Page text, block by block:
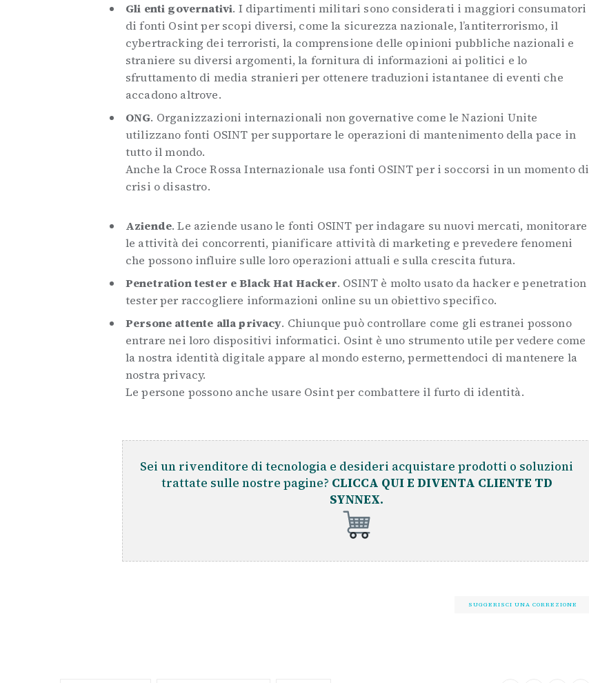
Gli enti governativi. I dipartimenti militari sono considerati i maggiori consumatori
di fonti Osint per scopi diversi, come la sicurezza nazionale, l’antiterrorismo, il
cybertracking dei terroristi, la comprensione delle opinioni pubbliche nazionali e
straniere su diversi argomenti, la fornitura di informazioni ai politici e lo
sfruttamento di media stranieri per ottenere traduzioni istantanee di eventi che
accadono altrove.
ONG. Organizzazioni internazionali non governative come le Nazioni Unite
utilizzano fonti OSINT per supportare le operazioni di mantenimento della pace in
tutto il mondo.
Anche la Croce Rossa Internazionale usa fonti OSINT per i soccorsi in un momento di
crisi o disastro.
Aziende. Le aziende usano le fonti OSINT per indagare su nuovi mercati, monitorare
le attività dei concorrenti, pianificare attività di marketing e prevedere fenomeni
che possono influire sulle loro operazioni attuali e sulla crescita futura.
Penetration tester e Black Hat Hacker. OSINT è molto usato da hacker e penetration
tester per raccogliere informazioni online su un obiettivo specifico.
Persone attente alla privacy. Chiunque può controllare come gli estranei possono
entrare nei loro dispositivi informatici. Osint è uno strumento utile per vedere come
la nostra identità digitale appare al mondo esterno, permettendoci di mantenere la
nostra privacy.
Le persone possono anche usare Osint per combattere il furto di identità.
Sei un rivenditore di tecnologia e desideri acquistare prodotti o soluzioni
trattate sulle nostre pagine? CLICCA QUI E DIVENTA CLIENTE TD
SYNNEX.
SUGGERISCI UNA CORREZIONE